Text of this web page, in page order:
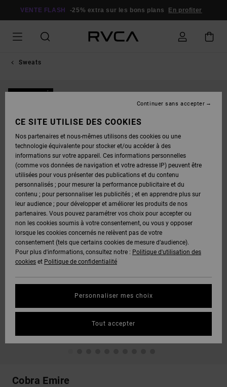
VENTE FLASH -25% extra sur les bons plans En profiter
Sweats
Cobra Emire
CE SITE UTILISE DES COOKIES
Nos partenaires et nous-mêmes utilisons des cookies ou une
technologie équivalente pour stocker et/ou accéder à des
informations sur votre appareil. Ces informations personnelles
(comme vos données de navigation et votre adresse IP) peuvent être
utilisées pour vous présenter des publications et du contenu
personnalisés ; pour mesurer la performance publicitaire et du
contenu ; pour personnaliser les publicités ; et en apprendre plus sur
leur audience ; pour développer et améliorer les produits de nos
partenaires. Vous pouvez paramétrer vos choix pour accepter ou
non les cookies soumis à votre consentement, ou vous y opposer
lorsque les cookies concernés ne relèvent pas de votre
consentement (tels que certains cookies de mesure d’audience).
Pour plus d'informations, consultez notre : Politique d'utilisation des
cookies et Politique de confidentialité
Personnaliser mes choix
Continuer sans accepter
Tout accepter